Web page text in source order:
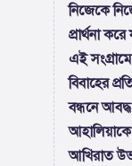
নিজেকে
প্রার্থনা
এই
বিবাহের
বন্ধনে
আহালিয়াকে
আখিরাত